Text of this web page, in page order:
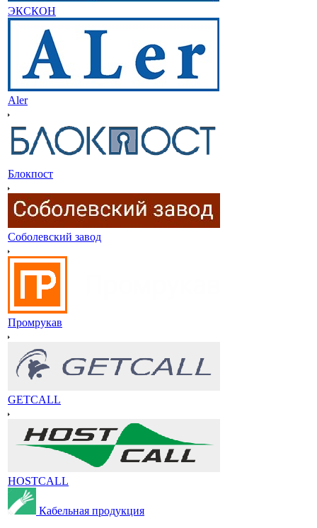
ЭКСКОН
Aler
Блокпост
Соболевский завод
Промрукав
GETCALL
HOSTCALL
Кабельная продукция